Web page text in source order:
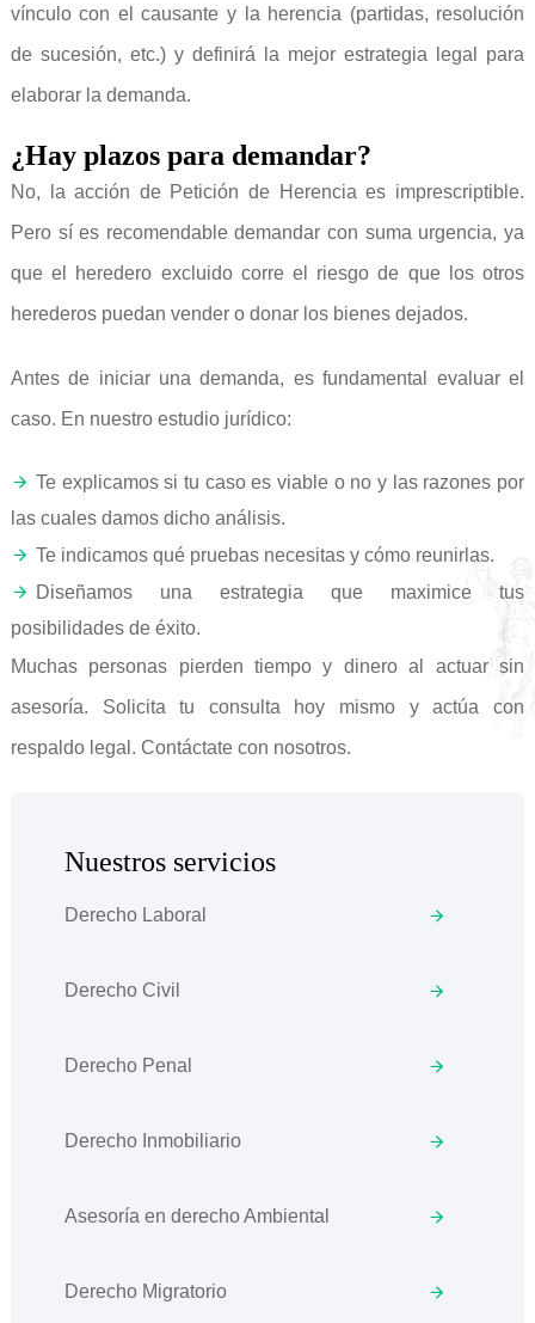
vínculo con el causante y la herencia (partidas, resolución
de sucesión, etc.) y definirá la mejor estrategia legal para
elaborar la demanda.
¿Hay plazos para demandar?
No, la acción de Petición de Herencia es imprescriptible.
Pero sí es recomendable demandar con suma urgencia, ya
que el heredero excluido corre el riesgo de que los otros
herederos puedan vender o donar los bienes dejados.
Antes de iniciar una demanda, es fundamental evaluar el
caso. En nuestro estudio jurídico:
Te explicamos si tu caso es viable o no y las razones por
las cuales damos dicho análisis.
Te indicamos qué pruebas necesitas y cómo reunirlas.
Diseñamos una estrategia que maximice tus
posibilidades de éxito.
Muchas personas pierden tiempo y dinero al actuar sin
asesoría. Solicita tu consulta hoy mismo y actúa con
respaldo legal. Contáctate con nosotros.
Nuestros servicios
Derecho Laboral
Derecho Civil
Derecho Penal
Derecho Inmobiliario
Asesoría en derecho Ambiental
Derecho Migratorio